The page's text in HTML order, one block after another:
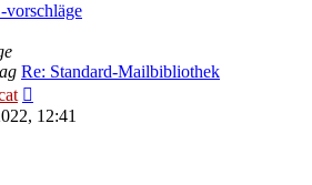
vorschläge
Re: Standard-Mailbibliothek
Beitrag
12:41